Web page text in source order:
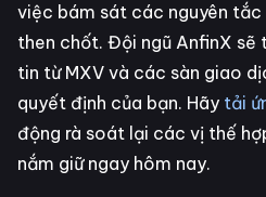
việc bám sát các nguyên
then chốt. Đội ngũ AnfinX
tin từ MXV và các sàn giao
quyết định của bạn. Hãy tải
động rà soát lại các vị thế
nắm giữ ngay hôm nay.